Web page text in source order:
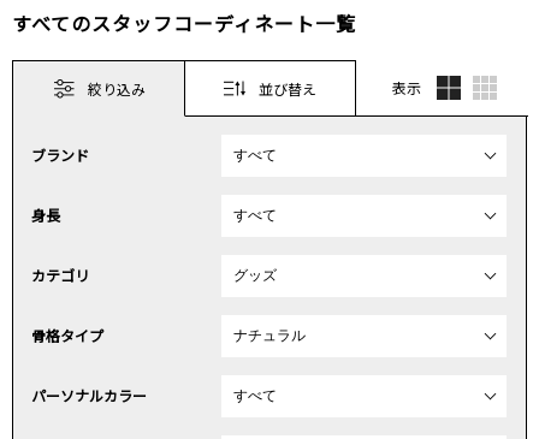
すべてのスタッフコーディネート一覧
絞り込み 並び替え 表示
ブランド
身長
カテゴリ
骨格タイプ
パーソナルカラー